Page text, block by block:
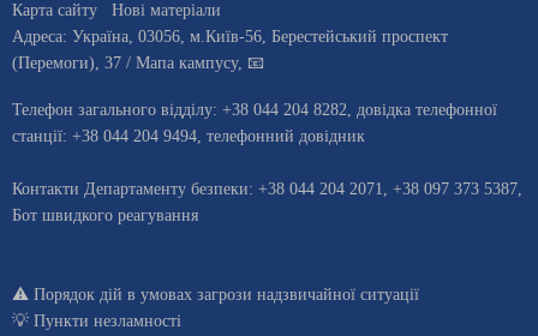
Карта сайту
Нові матеріали
Адреса: Україна, 03056, м.Київ-56, Берестейський проспект
(Перемоги), 37 / Мапа кампусу, 📧
Телефон загального відділу: +38 044 204 8282, довiдка телефонної
станцiї: +38 044 204 9494, телефонний довідник
Контакти Департаменту безпеки: +38 044 204 2071, +38 097 373 5387,
Бот швидкого реагування
⚠️ Порядок дій в умовах загрози надзвичайної ситуації
💡 Пункти незламності